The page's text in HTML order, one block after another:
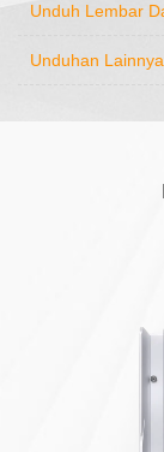
Unduh Lembar
Unduhan Lainnya